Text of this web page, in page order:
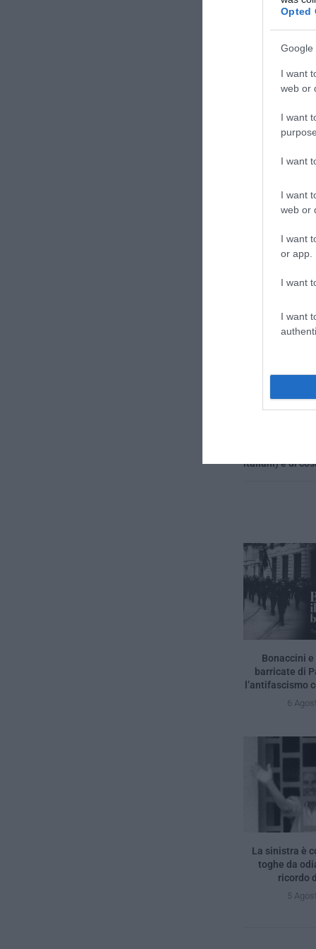
Opted
Google
I want
web or
I want
I want
I want
web or
I want
or app.
I want
I want
“Ci stiamo
tagliare i
presidente
terza in Italia
Giuliano Lebelli
italiani) e di
Bonaccini
barricate di
l’antifascismo
6
La sinistra è
toghe da
ricordo
5